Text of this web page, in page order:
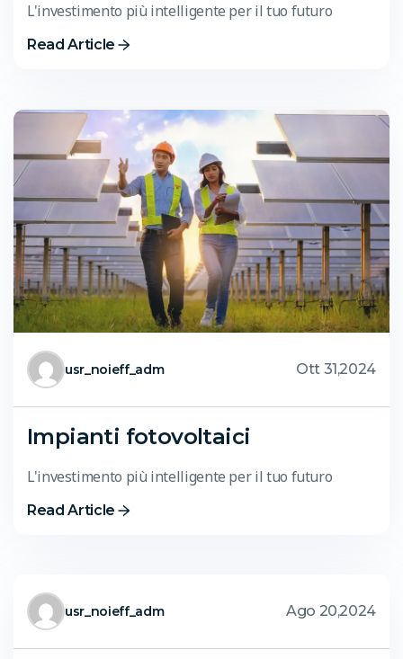
L'investimento più intelligente per il tuo futuro
Read Article
usr_noieff_adm Ott 31,2024
Impianti fotovoltaici
L'investimento più intelligente per il tuo futuro
Read Article
usr_noieff_adm Ago 20,2024